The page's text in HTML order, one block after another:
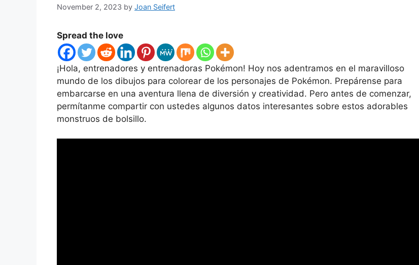
November 2, 2023 by Joan Seifert
Spread the love
¡Hola, entrenadores y entrenadoras Pokémon! Hoy nos adentramos en el maravilloso
mundo de los dibujos para colorear de los personajes de Pokémon. Prepárense para
embarcarse en una aventura llena de diversión y creatividad. Pero antes de comenzar,
permítanme compartir con ustedes algunos datos interesantes sobre estos adorables
monstruos de bolsillo.